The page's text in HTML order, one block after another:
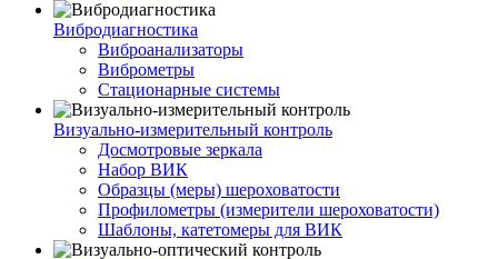
Вибродиагностика
Виброанализаторы
Виброметры
Стационарные системы
Визуально-измерительный контроль
Досмотровые зеркала
Набор ВИК
Образцы (меры) шероховатости
Профилометры (измерители шероховатости)
Шаблоны, катетомеры для ВИК